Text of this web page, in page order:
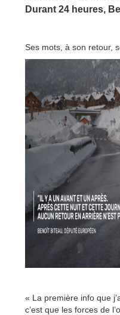
Durant 24 heures,
Ses mots, à son retour,
« La première info que
c’est que les forces de